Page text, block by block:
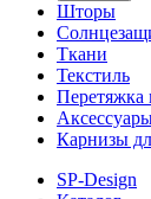
Шторы
Ткани
Текстиль
Перетяжка
Карнизы
SP-Design